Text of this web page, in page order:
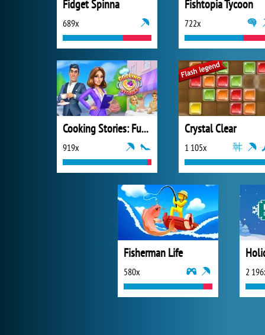
Fidget Spinna
689x
Fishtopia Tycoon
722x
Cooking Stories: Fun Cafe Game
919x
Crystal Clear
1 105x
Fisherman Life
580x 2